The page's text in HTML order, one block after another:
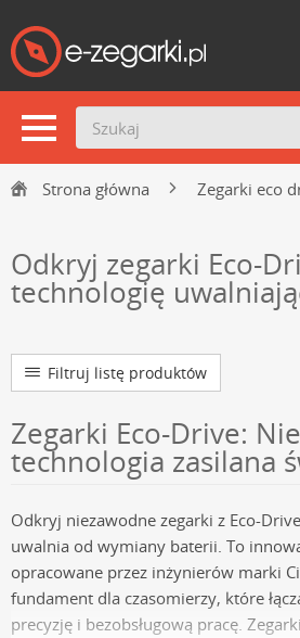
Strona główna Zegarki eco
Odkryj zegarki Eco-
technologię
Filtruj listę produktów
Zegarki Eco-Drive:
technologia zasilana
Odkryj niezawodne zegarki z Eco-
uwalnia od wymiany baterii. To
opracowane przez inżynierów marki
fundament dla czasomierzy, które
precyzję i bezobsługową pracę.